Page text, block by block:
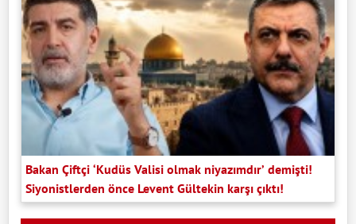
Bakan Çiftçi ‘Kudüs Valisi olmak niyazımdır’ demişti!
Siyonistlerden önce Levent Gültekin karşı çıktı!